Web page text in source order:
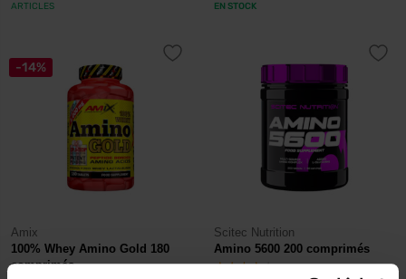
ARTICLES
EN STOCK
-14%
Amix
100% Whey Amino Gold 180
comprimés
Scitec Nutrition
Amino 5600 200 comprimés